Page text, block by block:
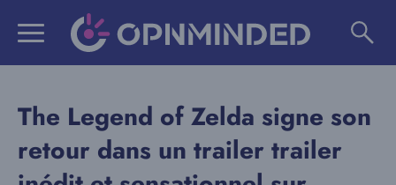
The Legend of Zelda signe son
retour dans un trailer trailer